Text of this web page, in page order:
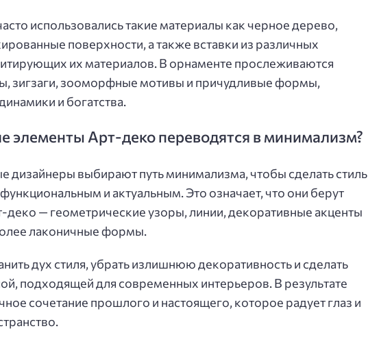
использовались такие материалы как черное дерево,
поверхности, а также вставки из различных
их материалов. В орнаменте прослеживаются
зигзаги, зооморфные мотивы и причудливые формы,
и богатства.
элементы Арт-деко переводятся в минимализм?
дизайнеры выбирают путь минимализма, чтобы сделать стиль
и актуальным. Это означает, что они берут
— геометрические узоры, линии, декоративные акценты
лаконичные формы.
дух стиля, убрать излишнюю декоративность и сделать
подходящей для современных интерьеров. В результате
сочетание прошлого и настоящего, которое радует глаз и